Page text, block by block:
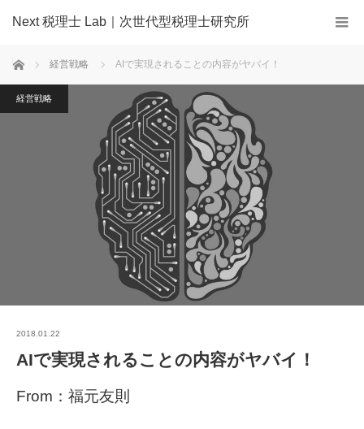
Next 税理士 Lab｜次世代型税理士研究所
ホーム 経営戦略 AIで実現されることの内容がヤバイ！
経営戦略
2018.01.22
AIで実現されることの内容がヤバイ！
From：福元友則